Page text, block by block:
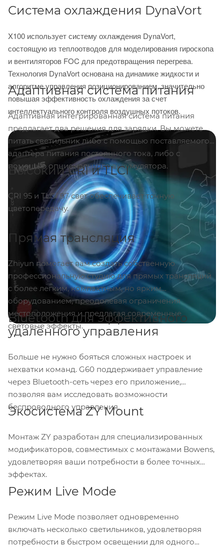
Система охлаждения DynaVort
X100 использует систему охлаждения DynaVort,
состоящую из теплоотводов для моделирования гироскопа
и вентиляторов FOC для предотвращения перегрева.
Технология DynaVort основана на динамике жидкости и
алгоритме управления позиционированием, значительно
повышая эффективность охлаждения за счет
интеллектуального контроля воздушных потоков.
Адаптивная система питания
Адаптивная интегрированная система питания
предлагает два решения для зарядки. Вы можете
питать светильник либо с помощью поставляемого
адаптера питания постоянного тока, либо с
помощью опционального аккумулятора.
Высокий CRI и TLCI
CRI 95 и TLCI 97 свет обеспечивает точную
цветопередачу.
Прямая трансляция
Zhiyun помогает вам создать собственную
профессиональную студию для прямых трансляций
с более легким, компактным, но ярким
оборудованием, преодолевая ограничения
местоположения и предлагая современные
световые эффекты.
Bluetooth для эффективного
удалённого управления
Больше не нужно бояться сложных настроек и
нехватки команд. G60 поддерживает управление
через Bluetooth-сеть через его приложение,
позволяя вам исследовать возможности
беспроводного управления.
Экосистема ZY Mount
Монтаж ZY разработан для специализированных
модификаторов, совместимых с монтажами Bowens,
удовлетворяя ваши потребности в более точных
эффектах.
Режим Live Mode
Режим Live Mode позволяет одновременно
включать несколько светильников, удовлетворяя
потребности в быстром освещении для одного